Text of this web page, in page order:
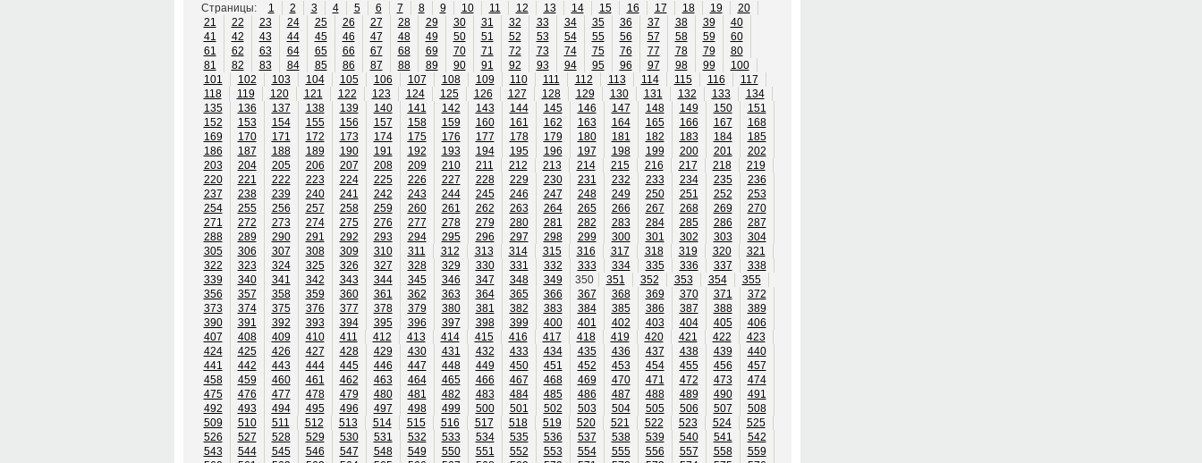
Страницы: 1 2 3 4 5 6 7 8 9 10 11 12 13 14 15 16 17 18 19
20
21
22 23 24 25 26 27 28 29 30 31 32 33 34 35 36 37 38 39
40
41
42 43 44 45 46 47 48 49 50 51 52 53 54 55 56 57 58 59
60
61
62 63 64 65 66 67 68 69 70 71 72 73 74 75 76 77 78 79
80
81
82 83 84 85 86 87 88 89 90 91 92 93 94 95 96 97 98 99
100
101
102 103 104 105 106 107 108 109 110 111 112 113 114 115 116
117
118
119 120 121 122 123 124 125 126 127 128 129 130 131 132 133
134
135
136 137 138 139 140 141 142 143 144 145 146 147 148 149 150
151
152
153 154 155 156 157 158 159 160 161 162 163 164 165 166 167
168
169
170 171 172 173 174 175 176 177 178 179 180 181 182 183 184
185
186
187 188 189 190 191 192 193 194 195 196 197 198 199 200 201
202
203
204 205 206 207 208 209 210 211 212 213 214 215 216 217 218
219
220
221 222 223 224 225 226 227 228 229 230 231 232 233 234 235
236
237
238 239 240 241 242 243 244 245 246 247 248 249 250 251 252
253
254
255 256 257 258 259 260 261 262 263 264 265 266 267 268 269
270
271
272 273 274 275 276 277 278 279 280 281 282 283 284 285 286
287
288
289 290 291 292 293 294 295 296 297 298 299 300 301 302 303
304
305
306 307 308 309 310 311 312 313 314 315 316 317 318 319 320
321
322
323 324 325 326 327 328 329 330 331 332 333 334 335 336 337
338
339
340 341 342 343 344 345 346 347 348 349 350 351 352 353 354
355
356
357 358 359 360 361 362 363 364 365 366 367 368 369 370 371
372
373
374 375 376 377 378 379 380 381 382 383 384 385 386 387 388
389
390
391 392 393 394 395 396 397 398 399 400 401 402 403 404 405
406
407
408 409 410 411 412 413 414 415 416 417 418 419 420 421 422
423
424
425 426 427 428 429 430 431 432 433 434 435 436 437 438 439
440
441
442 443 444 445 446 447 448 449 450 451 452 453 454 455 456
457
458
459 460 461 462 463 464 465 466 467 468 469 470 471 472 473
474
475
476 477 478 479 480 481 482 483 484 485 486 487 488 489 490
491
492
493 494 495 496 497 498 499 500 501 502 503 504 505 506 507
508
509
510 511 512 513 514 515 516 517 518 519 520 521 522 523 524
525
526
527 528 529 530 531 532 533 534 535 536 537 538 539 540 541
542
543
544 545 546 547 548 549 550 551 552 553 554 555 556 557 558
559